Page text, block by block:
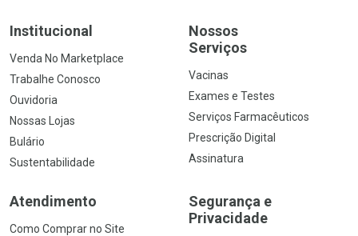
Institucional
Venda No Marketplace
Trabalhe Conosco
Ouvidoria
Nossas Lojas
Bulário
Sustentabilidade
Nossos
Serviços
Vacinas
Exames e Testes
Serviços Farmacêuticos
Prescrição Digital
Assinatura
Atendimento
Como Comprar no Site
Segurança e
Privacidade